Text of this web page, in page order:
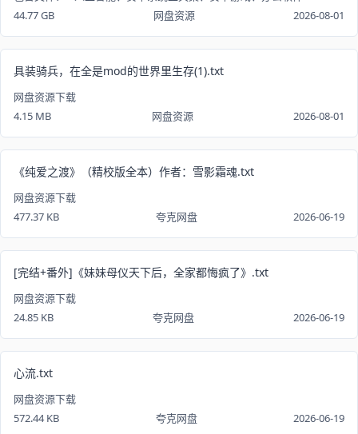
44.77 GB
网盘资源 2026-08-01
具装骑兵，在全是mod的世界里生存(1).txt
网盘资源下载
4.15 MB
网盘资源 2026-08-01
《纯爱之渡》（精校版全本）作者：雪影霜魂.txt
网盘资源下载
477.37 KB
夸克网盘 2026-06-19
[完结+番外]《妹妹母仪天下后，全家都悔疯了》.txt
网盘资源下载
24.85 KB
夸克网盘 2026-06-19
心流.txt
网盘资源下载
572.44 KB
夸克网盘 2026-06-19